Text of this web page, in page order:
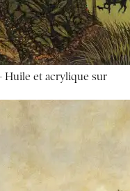
Huile et acrylique sur